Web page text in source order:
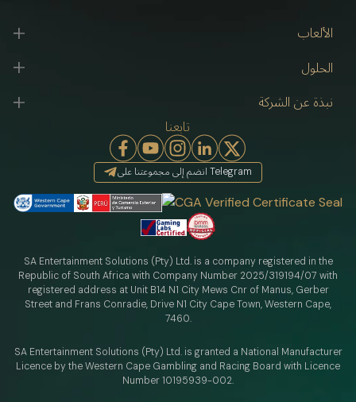
الألعاب
الحلول
نبذة عن الشركة
تابعنا
انضم إلى مجموعتنا على Telegram
SA Entertainment Solutions (Pty) Ltd. is a company registered in the
Republic of South Africa with Company Number 2025/319194/07 with
registered address at Unit B14 N1 City Mews Cnr of Manus, Gerber
Street and Frans Conradie, Drive N1 City Cape Town, Western Cape,
7460.
SA Entertainment Solutions (Pty) Ltd. is granted a National Manufacturer
Licence by the Western Cape Gambling and Racing Board with Licence
Number 10195939-002.